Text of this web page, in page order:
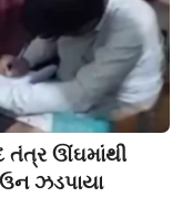
તંત્ર ઊંઘમાંથી
ઝડપાયા